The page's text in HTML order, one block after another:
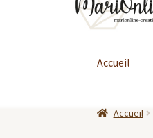
navigation
Accueil
Accueil